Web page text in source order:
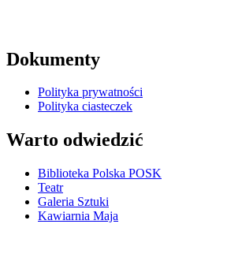
Dokumenty
Polityka prywatności
Polityka ciasteczek
Warto odwiedzić
Biblioteka Polska POSK
Teatr
Galeria Sztuki
Kawiarnia Maja